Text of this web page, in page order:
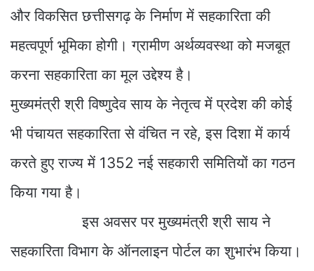
और विकसित छत्तीसगढ़ के निर्माण में सहकारिता की
महत्वपूर्ण भूमिका होगी। ग्रामीण अर्थव्यवस्था को मजबूत
करना सहकारिता का मूल उद्देश्य है।
मुख्यमंत्री श्री विष्णुदेव साय के नेतृत्व में प्रदेश की कोई
भी पंचायत सहकारिता से वंचित न रहे, इस दिशा में कार्य
करते हुए राज्य में 1352 नई सहकारी समितियों का गठन
किया गया है।
इस अवसर पर मुख्यमंत्री श्री साय ने
सहकारिता विभाग के ऑनलाइन पोर्टल का शुभारंभ किया।